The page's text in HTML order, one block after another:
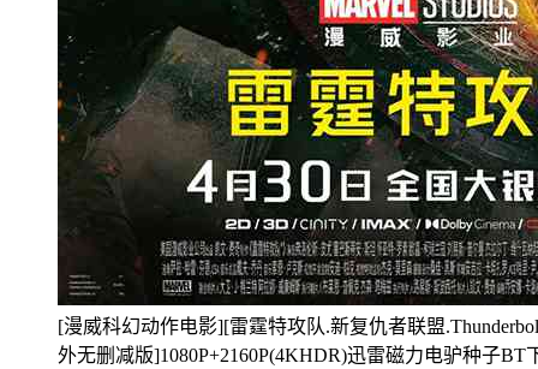
[漫威科幻动作电影][雷霆特攻队.新复仇者联盟
外无删减版]1080P+2160P(4KHDR)迅雷磁力电驴种子BT